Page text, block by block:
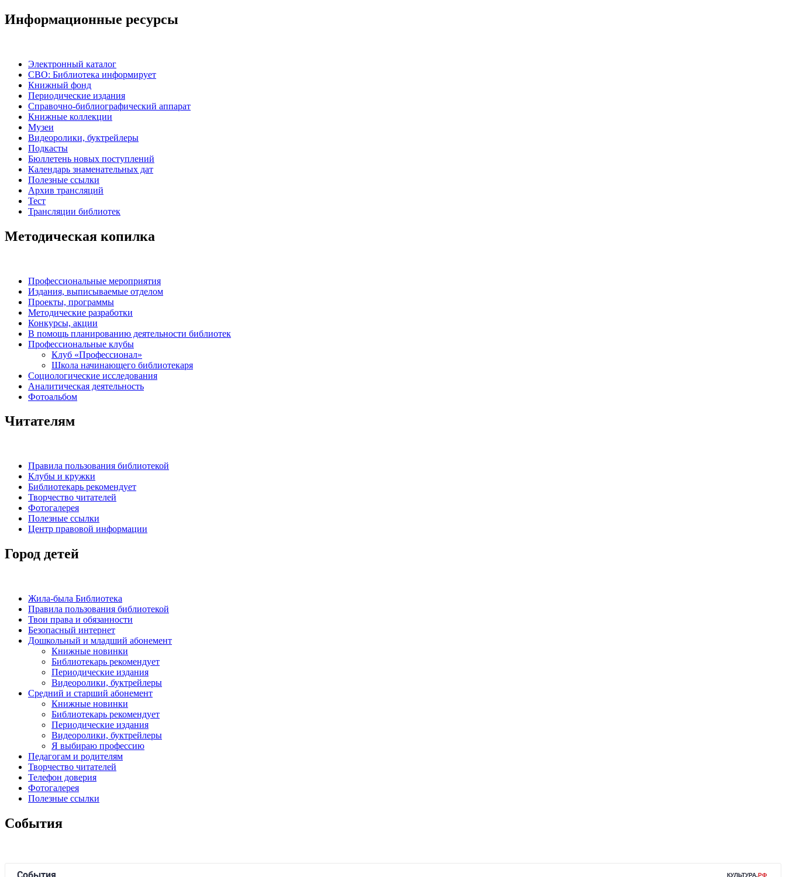
Информационные ресурсы
Электронный каталог
СВО: Библиотека информирует
Книжный фонд
Периодические издания
Справочно-библиографический аппарат
Книжные коллекции
Музеи
Видеоролики, буктрейлеры
Подкасты
Бюллетень новых поступлений
Календарь знаменательных дат
Полезные ссылки
Архив трансляций
Тест
Трансляции библиотек
Методическая копилка
Профессиональные мероприятия
Издания, выписываемые отделом
Проекты, программы
Методические разработки
Конкурсы, акции
В помощь планированию деятельности библиотек
Профессиональные клубы
Клуб «Профессионал»
Школа начинающего библиотекаря
Социологические исследования
Аналитическая деятельность
Фотоальбом
Читателям
Правила пользования библиотекой
Клубы и кружки
Библиотекарь рекомендует
Творчество читателей
Фотогалерея
Полезные ссылки
Центр правовой информации
Город детей
Жила-была Библиотека
Правила пользования библиотекой
Твои права и обязанности
Безопасный интернет
Дошкольный и младший абонемент
Книжные новинки
Библиотекарь рекомендует
Периодические издания
Видеоролики, буктрейлеры
Средний и старший абонемент
Книжные новинки
Библиотекарь рекомендует
Периодические издания
Видеоролики, буктрейлеры
Я выбираю профессию
Педагогам и родителям
Творчество читателей
Телефон доверия
Фотогалерея
Полезные ссылки
События